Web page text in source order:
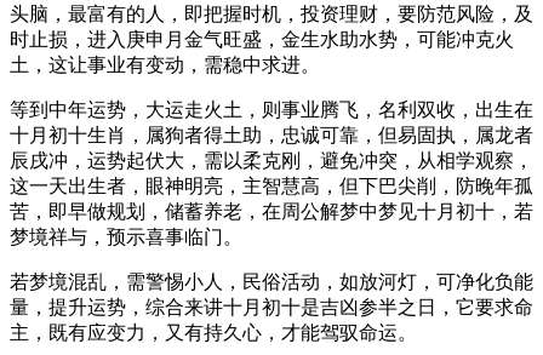
头脑，最富有的人，即把握时机，投资理财，要防范风险，及
时止损，进入庚申月金气旺盛，金生水助水势，可能冲克火
土，这让事业有变动，需稳中求进。
等到中年运势，大运走火土，则事业腾飞，名利双收，出生在
十月初十生肖，属狗者得土助，忠诚可靠，但易固执，属龙者
辰戌冲，运势起伏大，需以柔克刚，避免冲突，从相学观察，
这一天出生者，眼神明亮，主智慧高，但下巴尖削，防晚年孤
苦，即早做规划，储蓄养老，在周公解梦中梦见十月初十，若
梦境祥与，预示喜事临门。
若梦境混乱，需警惕小人，民俗活动，如放河灯，可净化负能
量，提升运势，综合来讲十月初十是吉凶参半之日，它要求命
主，既有应变力，又有持久心，才能驾驭命运。